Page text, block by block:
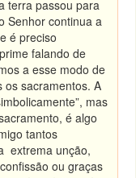
terra passou para
Senhor continua a
é preciso
falando de
a esse modo de
os sacramentos. A
mas
é algo
tantos
extrema unção,
ou graças